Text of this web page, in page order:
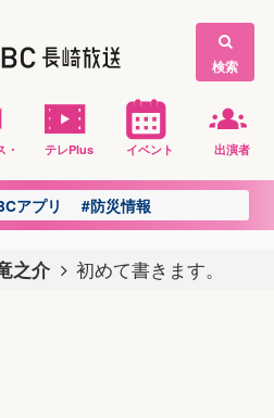
検索
・
テレPlus イベント 出演者
アプリ #防災情報
之介 初めて書きます。